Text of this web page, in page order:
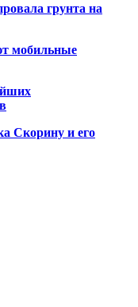
грунта на
мобильные
Скорину и его